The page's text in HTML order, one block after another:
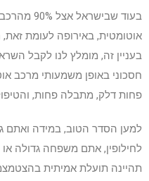
בעוד
אוטומטית, באירופה לעומת זאת,
בעניין זה, מומלץ לנו לקבל
חסכוני באופן משמעותי מרכב
פחות דלק, מתבלה פחות,
למען הסדר הטוב, במידה ואתם
לחילופין, אתם משפחה גדולה
תהיינה תועלת אמיתית